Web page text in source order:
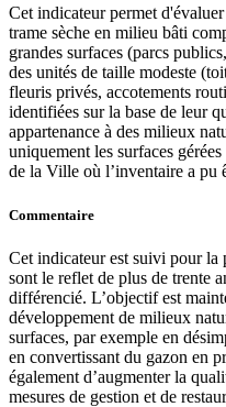
Cet indicateur permet
trame sèche en milieu bâti
grandes surfaces (parcs
des unités de taille modeste
fleuris privés, accotements
identifiées sur la base de leur
appartenance à des milieux
uniquement les surfaces
de la Ville où l’inventaire a pu
Commentaire
Cet indicateur est suivi pour la
sont le reflet de plus de trente
différencié. L’objectif est
développement de milieux
surfaces, par exemple en
en convertissant du gazon en
également d’augmenter la
mesures de gestion et de